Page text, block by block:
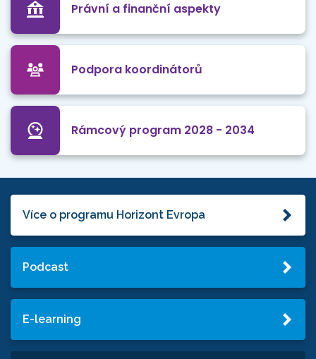
Právní a finanční aspekty
Podpora koordinátorů
Rámcový program 2028 - 2034
Více o programu Horizont Evropa
Podcast
E-learning